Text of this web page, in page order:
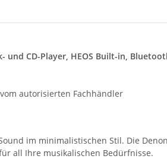
und CD-Player, HEOS Built-in,
autorisierten Fachhändler
im minimalistischen Stil. Die
all Ihre musikalischen Bedürfnisse.